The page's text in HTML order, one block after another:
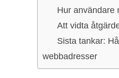
Hur användare
Att vidta
Sista tankar:
webbadresser